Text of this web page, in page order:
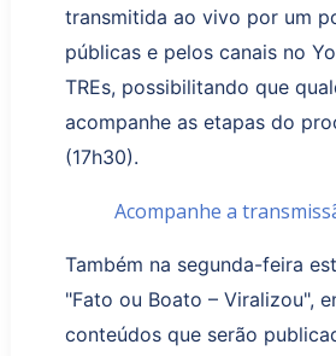
transmitida ao vivo por um
públicas e pelos canais no
TREs, possibilitando que
acompanhe as etapas do
(17h30).
Acompanhe a
Também na segunda-feira
"Fato ou Boato – Viralizou",
conteúdos que serão